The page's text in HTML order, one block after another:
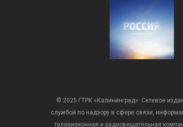
© 2025 ГТРК «Калининград». Сетевое
службой по надзору в сфере связи,
телевизионная и радиовещательная